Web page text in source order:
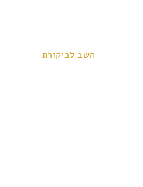
השב לביקורת